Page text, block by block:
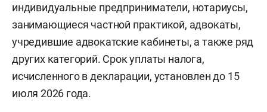
индивидуальные предприниматели, нотариусы,
занимающиеся частной практикой, адвокаты,
учредившие адвокатские кабинеты, а также ряд
других категорий. Срок уплаты налога,
исчисленного в декларации, установлен до 15
июля 2026 года.